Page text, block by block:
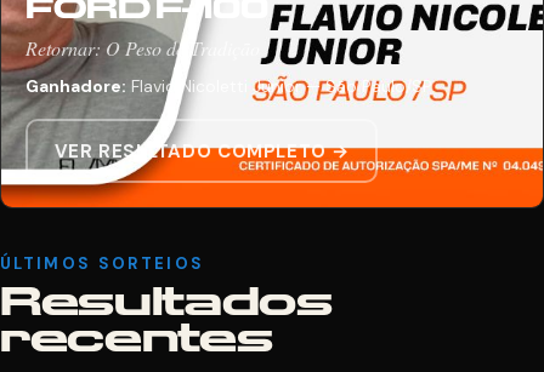
FORD F-100
Retornar: O Peso da Tradição
Ganhadore: Flavio Nicoletti Junior — São Paulo/SP
VER RESULTADO COMPLETO →
ÚLTIMOS SORTEIOS
Resultados
recentes